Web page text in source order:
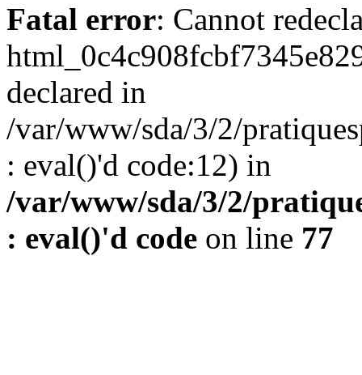
Fatal error: Cannot
declared in
/var/www/sda/3/2/
: eval()'d code:12) in
/var/www/sda/3/2/
: eval()'d code on line 77